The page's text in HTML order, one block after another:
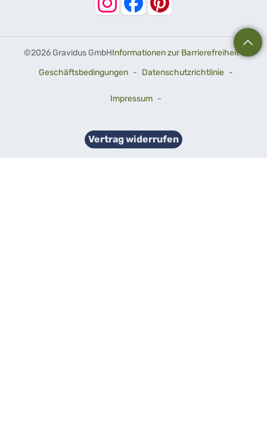
©2026 Gravidus GmbHInformationen zur Barrierefreiheit-
Geschäftsbedingungen - Datenschutzrichtlinie -
Impressum -
Vertrag widerrufen